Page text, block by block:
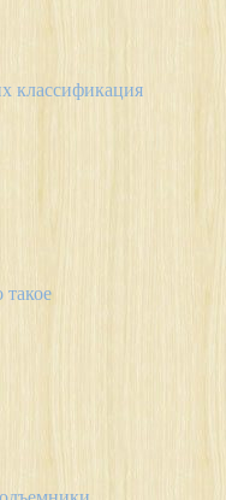
классификация